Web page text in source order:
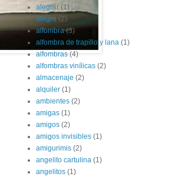
alegrar (1)
alegre (2)
alfombra (3)
alfombra de trapillo y lana (1)
alfombras (4)
alfombras vinílicas (2)
almacenaje (2)
alquiler (1)
ambientes (2)
amigas (1)
amigos (2)
amigos invisibles (1)
amigurimis (2)
angelito cartulina (1)
angelitos (1)